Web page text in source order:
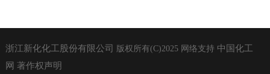
浙江新化化工股份有限公司 版权所有(C)2025网络支持 中国化工
网 著作权声明